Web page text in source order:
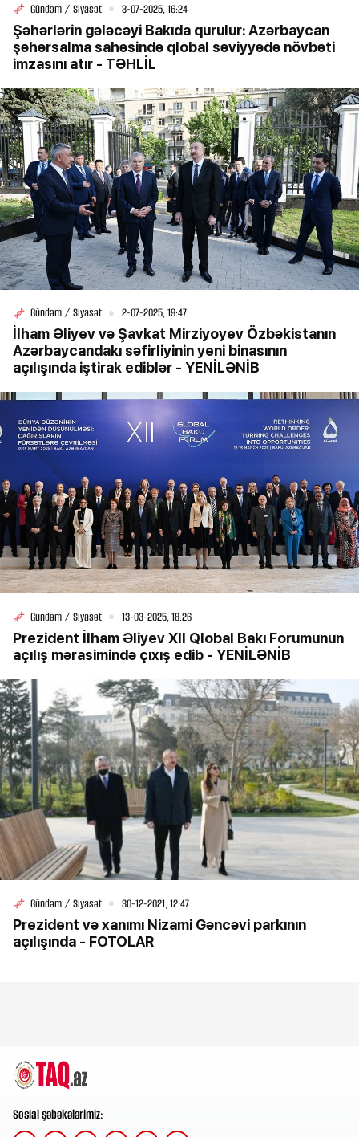
Gündəm / Siyasət 3-07-2025, 16:24
Şəhərlərin gələcəyi Bakıda qurulur: Azərbaycan
şəhərsalma sahəsində qlobal səviyyədə növbəti
imzasını atır - TƏHLİL
Gündəm / Siyasət 2-07-2025, 19:47
İlham Əliyev və Şavkat Mirziyoyev Özbəkistanın
Azərbaycandakı səfirliyinin yeni binasının
açılışında iştirak ediblər - YENİLƏNİB
Gündəm / Siyasət 13-03-2025, 18:26
Prezident İlham Əliyev XII Qlobal Bakı Forumunun
açılış mərasimində çıxış edib - YENİLƏNİB
Gündəm / Siyasət 30-12-2021, 12:47
Prezident və xanımı Nizami Gəncəvi parkının
açılışında - FOTOLAR
Sosial şəbəkələrimiz: